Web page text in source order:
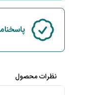
نظرات محصول